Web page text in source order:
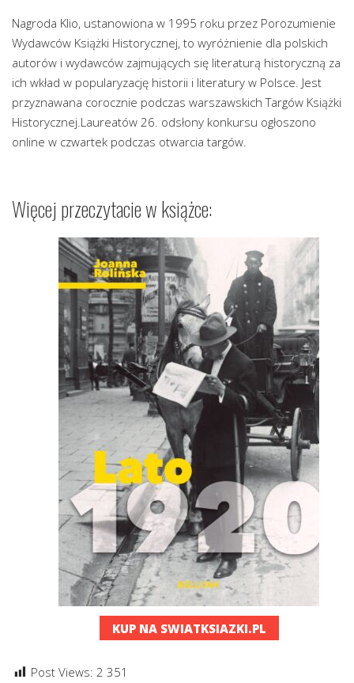
Nagroda Klio, ustanowiona w 1995 roku przez Porozumienie
Wydawców Książki Historycznej, to wyróżnienie dla polskich
autorów i wydawców zajmujących się literaturą historyczną za
ich wkład w popularyzację historii i literatury w Polsce. Jest
przyznawana corocznie podczas warszawskich Targów Książki
Historycznej.Laureatów 26. odsłony konkursu ogłoszono
online w czwartek podczas otwarcia targów.
Więcej przeczytacie w książce:
KUP NA SWIATKSIAZKI.PL
Post Views: 2 351